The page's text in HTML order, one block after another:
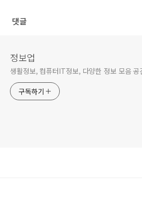
댓글
정보업
생활정보, 컴퓨터IT정보, 다양한 정보 모음 공
구독하기